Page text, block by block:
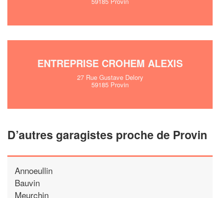
ENTREPRISE CROHEM ALEXIS
27 Rue Gustave Delory
59185 Provin
D’autres garagistes proche de Provin
Annoeullin
Bauvin
Meurchin